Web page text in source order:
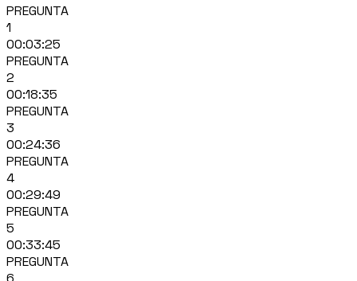
PREGUNTA
1
00:03:25
PREGUNTA
2
00:18:35
PREGUNTA
3
00:24:36
PREGUNTA
4
00:29:49
PREGUNTA
5
00:33:45
PREGUNTA